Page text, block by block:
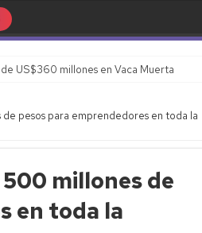
US$360 millones en Vaca Muerta
pesos para emprendedores en toda la
millones de
en toda la